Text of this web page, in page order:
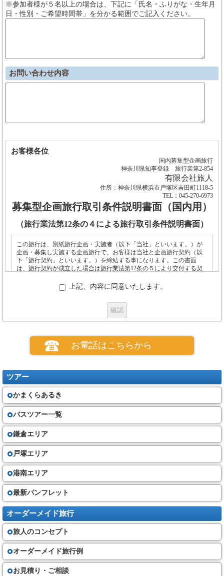
※参加者様が５名以上の場合は、下記に「氏名・ふりがな・生年月
日・性別・ご希望時間帯」を分かる範囲でご記入ください。
お問い合わせ内容
お客様各位
国内募集型企画旅行
神奈川県知事登録 旅行業第2-854
有限会社旅人
住所：神奈川県横浜市戸塚区吉田町1118-5
TEL：045-270-6973
募集型企画旅行取引条件説明書面（国内用）
（旅行業法第12条の４による旅行取引条件説明書面）
この旅行は、別紙旅行企画・実施者（以下「当社」といいます。）が
企画・募集し実施する企画旅行で、お客様は当社と企画旅行契約（以
下「旅行契約」といいます。）を締結する事になります。この書面
は、旅行契約が成立した場合は旅行業法第12条の５により交付する契
(２)電話、郵便、ファクシミリその他の通信手段による募集型企画旅行契約
の予約を受け付けます。この場合、予約の時点では契約は成立しておら
ず、旅行者は、当社が予約の承諾の旨を通知した後、当社が定める期間内
通知しなければなりません。
(３) 当社は、お客さまが次の①から⑤のいずれかに該当したときは、お申
込みをお断りすることがあります。
①他の旅行者に迷惑を及ぼし、又は団体旅行の円滑な実施を妨げるおそ
れがあると当社が判断するとき。
②お客さまが暴力団員、暴力団準構成員、暴力団関係者、暴力団関係企業
③お客さまが当社に対して暴力的な要求行為、不当な要求行為、取引に関
して脅迫的な言動若しくは暴力を用いる行為又はこれらに準ずる行為を行
ったとき。
④お客さまが風説を流布し、偽計を用い若しくは威力を用いて当社の信用
を毀損し若しくは当社の業務を妨害する行為又はこれらに準ずる行為を行
ったとき。
⑤その他当社の業務上の都合で、お申込みをお断りすることがあります。
旅行代金
（４）旅行開始日までの契約書面に記載する期日までに、当社に対し、契
約書面に記載する金額の旅行代金を支払って頂きます。（最終書面の作成
時期時点で運賃・料金を基準と致します）
（５）旅行代金に含まれるもの
①旅行日程に明示した運送機関の運賃・料金(普通席)
②旅行日程に明示した宿泊の代金及び税・サービス料、食事の代金及びー
税・サービス料、観光の代金(入場料金・ガイド料金)
③添乗サービス代金
その他は旅行代金に含まれません。
上記、内容に同意いたします。
お電話はこちらから
ツアー
かまくらあるき
バスツアー一覧
鎌倉エリア
戸塚エリア
港南エリア
最新パンフレット
オーダーメイド旅行
旅人のコンセプト
オーダーメイド旅行例
お見積り・ご相談